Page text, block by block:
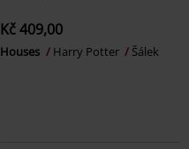
Kč 409,00
Houses Harry Potter Šálek